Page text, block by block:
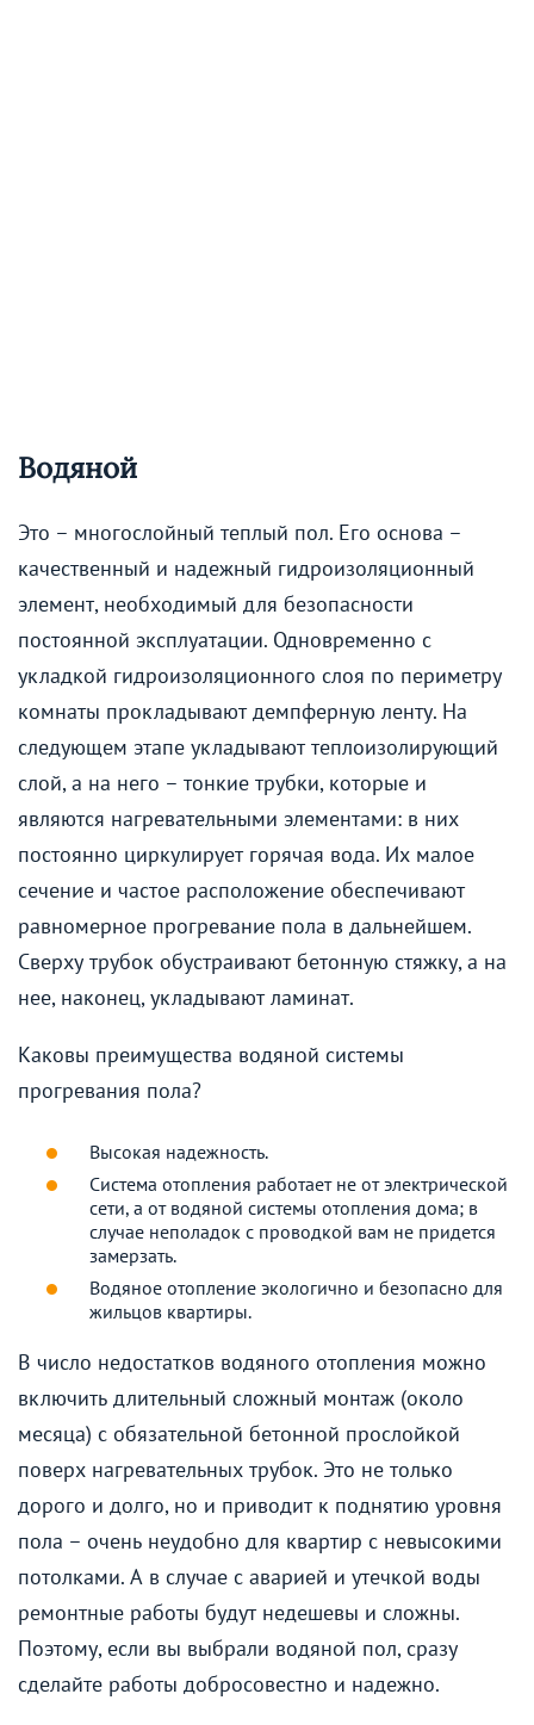
Водяной
Это – многослойный теплый пол. Его основа –
качественный и надежный гидроизоляционный
элемент, необходимый для безопасности
постоянной эксплуатации. Одновременно с
укладкой гидроизоляционного слоя по периметру
комнаты прокладывают демпферную ленту. На
следующем этапе укладывают теплоизолирующий
слой, а на него – тонкие трубки, которые и
являются нагревательными элементами: в них
постоянно циркулирует горячая вода. Их малое
сечение и частое расположение обеспечивают
равномерное прогревание пола в дальнейшем.
Сверху трубок обустраивают бетонную стяжку, а на
нее, наконец, укладывают ламинат.
Каковы преимущества водяной системы
прогревания пола?
Высокая надежность.
Система отопления работает не от электрической
сети, а от водяной системы отопления дома; в
случае неполадок с проводкой вам не придется
замерзать.
Водяное отопление экологично и безопасно для
жильцов квартиры.
В число недостатков водяного отопления можно
включить длительный сложный монтаж (около
месяца) с обязательной бетонной прослойкой
поверх нагревательных трубок. Это не только
дорого и долго, но и приводит к поднятию уровня
пола – очень неудобно для квартир с невысокими
потолками. А в случае с аварией и утечкой воды
ремонтные работы будут недешевы и сложны.
Поэтому, если вы выбрали водяной пол, сразу
сделайте работы добросовестно и надежно.